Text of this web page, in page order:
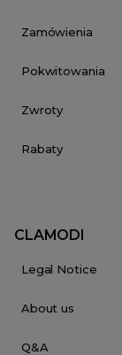
Zamówienia
Pokwitowania
Zwroty
Rabaty
CLAMODI
Legal Notice
About us
Q&A